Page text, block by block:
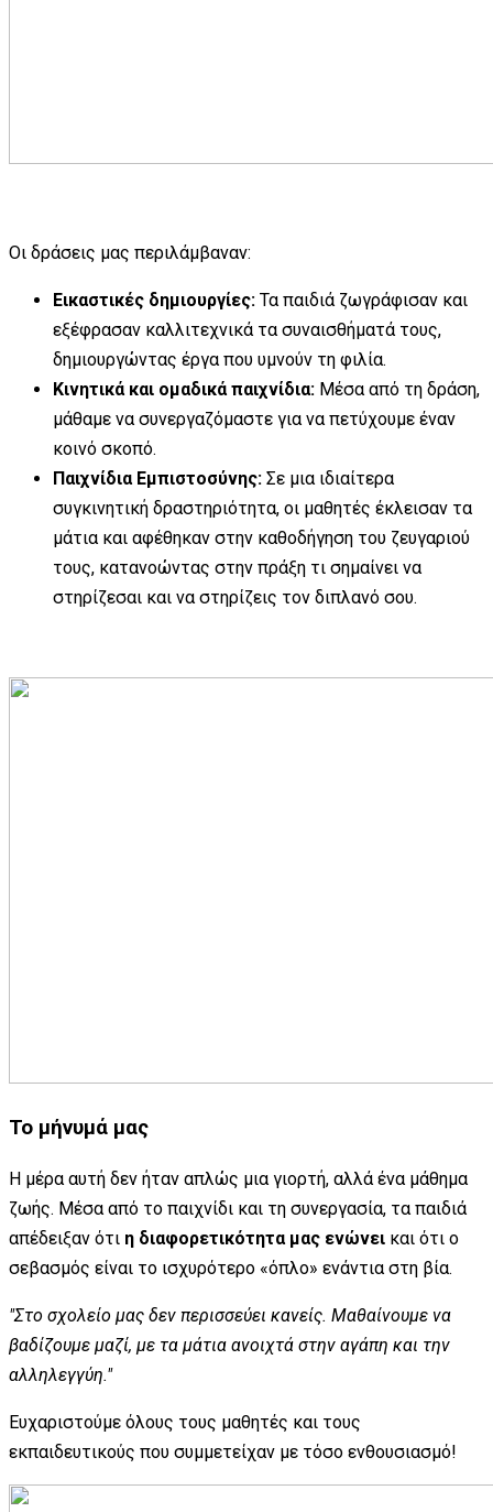
Οι δράσεις μας περιλάμβαναν:
Εικαστικές δημιουργίες: Τα παιδιά ζωγράφισαν και
εξέφρασαν καλλιτεχνικά τα συναισθήματά τους,
δημιουργώντας έργα που υμνούν τη φιλία.
Κινητικά και ομαδικά παιχνίδια: Μέσα από τη δράση,
μάθαμε να συνεργαζόμαστε για να πετύχουμε έναν
κοινό σκοπό.
Παιχνίδια Εμπιστοσύνης: Σε μια ιδιαίτερα
συγκινητική δραστηριότητα, οι μαθητές έκλεισαν τα
μάτια και αφέθηκαν στην καθοδήγηση του ζευγαριού
τους, κατανοώντας στην πράξη τι σημαίνει να
στηρίζεσαι και να στηρίζεις τον διπλανό σου.
Το μήνυμά μας
Η μέρα αυτή δεν ήταν απλώς μια γιορτή, αλλά ένα μάθημα
ζωής. Μέσα από το παιχνίδι και τη συνεργασία, τα παιδιά
απέδειξαν ότι η διαφορετικότητα μας ενώνει και ότι ο
σεβασμός είναι το ισχυρότερο «όπλο» ενάντια στη βία.
"Στο σχολείο μας δεν περισσεύει κανείς. Μαθαίνουμε να
βαδίζουμε μαζί, με τα μάτια ανοιχτά στην αγάπη και την
αλληλεγγύη."
Ευχαριστούμε όλους τους μαθητές και τους
εκπαιδευτικούς που συμμετείχαν με τόσο ενθουσιασμό!